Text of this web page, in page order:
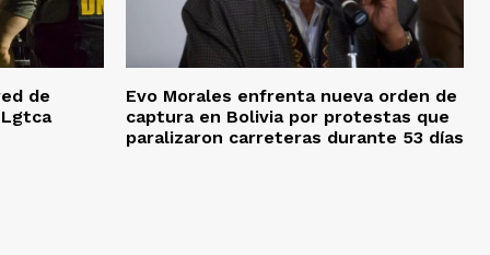
de
Evo Morales enfrenta nueva orden de
captura en Bolivia por protestas que
paralizaron carreteras durante 53 días